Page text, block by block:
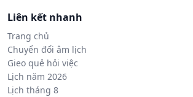
Liên kết nhanh
Trang chủ
Chuyển đổi âm lịch
Gieo quẻ hỏi việc
Lịch năm 2026
Lịch tháng 8